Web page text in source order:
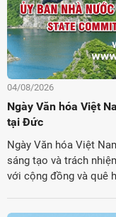
04/08/2026
Ngày Văn hóa Việt
tại Đức
Ngày Văn hóa Việt
sáng tạo và trách
với cộng đồng và quê